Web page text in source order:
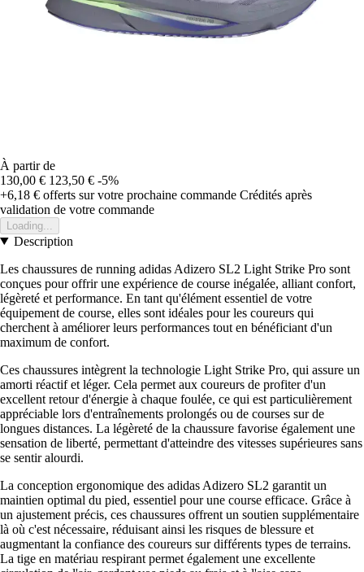
À partir de
130,00 € 123,50 € -5%
+6,18 € offerts sur votre prochaine commande Crédités après
validation de votre commande
Loading...
Description
Les chaussures de running adidas Adizero SL2 Light Strike Pro sont
conçues pour offrir une expérience de course inégalée, alliant confort,
légèreté et performance. En tant qu'élément essentiel de votre
équipement de course, elles sont idéales pour les coureurs qui
cherchent à améliorer leurs performances tout en bénéficiant d'un
maximum de confort.
Ces chaussures intègrent la technologie Light Strike Pro, qui assure un
amorti réactif et léger. Cela permet aux coureurs de profiter d'un
excellent retour d'énergie à chaque foulée, ce qui est particulièrement
appréciable lors d'entraînements prolongés ou de courses sur de
longues distances. La légèreté de la chaussure favorise également une
sensation de liberté, permettant d'atteindre des vitesses supérieures sans
se sentir alourdi.
La conception ergonomique des adidas Adizero SL2 garantit un
maintien optimal du pied, essentiel pour une course efficace. Grâce à
un ajustement précis, ces chaussures offrent un soutien supplémentaire
là où c'est nécessaire, réduisant ainsi les risques de blessure et
augmentant la confiance des coureurs sur différents types de terrains.
La tige en matériau respirant permet également une excellente